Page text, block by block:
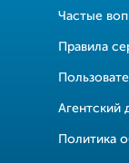
Частые
Правила
Агентский
Политика